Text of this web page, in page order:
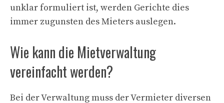
unklar formuliert ist, werden Gerichte dies
immer zugunsten des Mieters auslegen.
Wie kann die Mietverwaltung
vereinfacht werden?
Bei der Verwaltung muss der Vermieter diversen